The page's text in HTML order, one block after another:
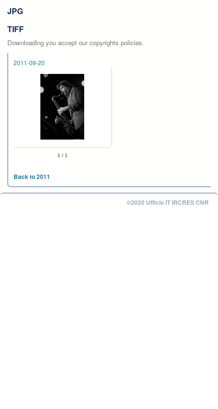
JPG
TIFF
Downloading you accept our copyrights policies.
2011-09-20
1 / 1
Back to 2011
©2020 Ufficio IT IRCRES CNR